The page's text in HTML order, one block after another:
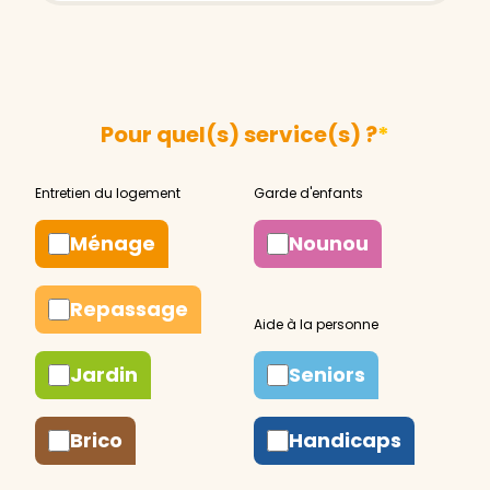
Pour quel(s) service(s) ?*
Ménage
Repassage
Jardin
Brico
Nounou
Seniors
Handicaps